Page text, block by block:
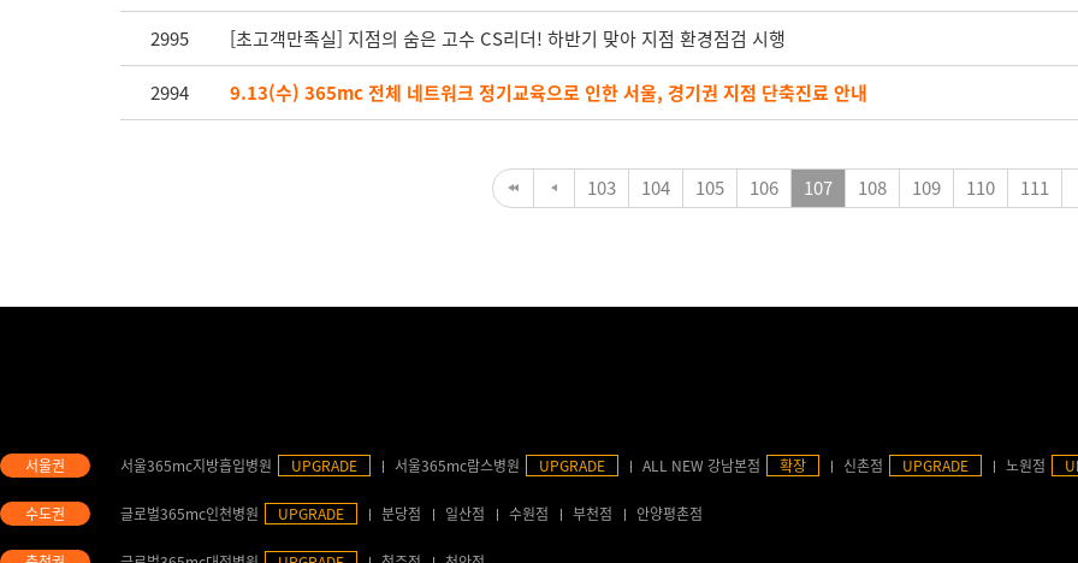
2995 [초고객만족실] 지점의 숨은 고수 CS리더! 하반기 맞아 지점 환경점검 시행
2994 9.13(수) 365mc 전체 네트워크 정기교육으로 인한 서울, 경기권 지점 단축진료 안내
103 104 105 106 107 108 109 110 111
서울365mc지방흡입병원 UPGRADE 서울365mc람스병원 UPGRADE ALL NEW 강남본점 확장 신촌점 UPGRADE 노원점
글로벌365mc인천병원 UPGRADE 분당점 일산점 수원점 부천점 안양평촌점